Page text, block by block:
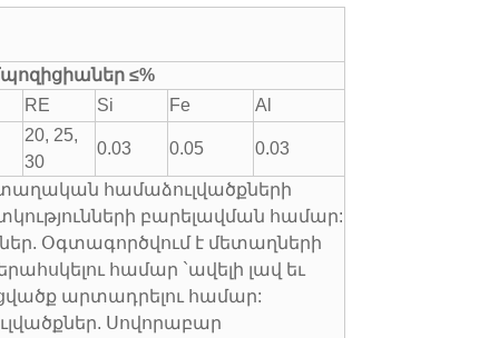
≤%
RE Si Fe Al
20, 25,
30
0.03 0.05 0.03
համաձուլվածքների
բարելավման համար:
Օգտագործվում է մետաղների
համար `ավելի լավ եւ
արտադրելու համար:
Սովորաբար